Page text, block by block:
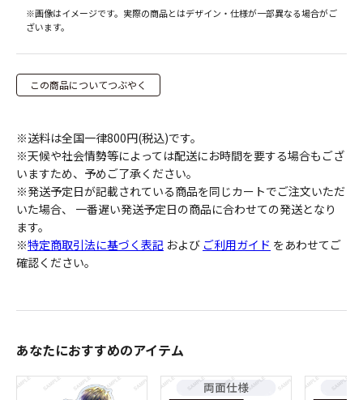
※画像はイメージです。実際の商品とはデザイン・仕様が一部異なる場合がご
ざいます。
この商品についてつぶやく
※送料は全国一律800円(税込)です。
※天候や社会情勢等によっては配送にお時間を要する場合もござ
いますため、予めご了承ください。
※発送予定日が記載されている商品を同じカートでご注文いただ
いた場合、 一番遅い発送予定日の商品に合わせての発送となり
ます。
※特定商取引法に基づく表記 および ご利用ガイド をあわせてご
確認ください。
あなたにおすすめのアイテム